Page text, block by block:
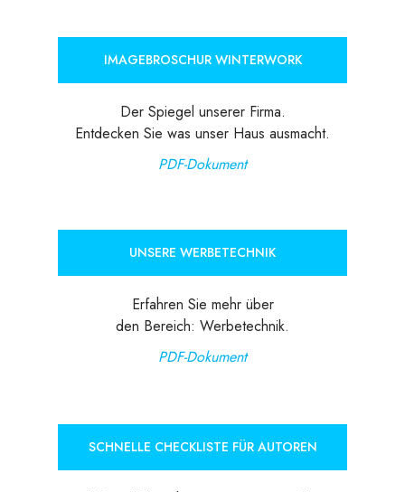
IMAGEBROSCHUR WINTERWORK
Der Spiegel unserer Firma.
Entdecken Sie was unser Haus ausmacht.
PDF-Dokument
UNSERE WERBETECHNIK
Erfahren Sie mehr über
den Bereich: Werbetechnik.
PDF-Dokument
SCHNELLE CHECKLISTE FÜR AUTOREN